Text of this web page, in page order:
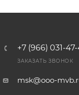
+7 (966) 031-
ЗАКАЗАТЬ ЗВОНОК
msk@ooo-